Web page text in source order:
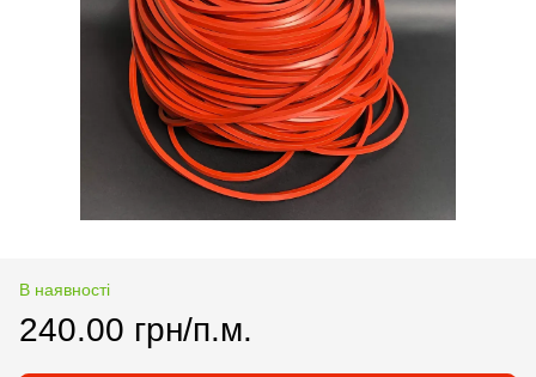
В наявності
240.00 грн/п.м.